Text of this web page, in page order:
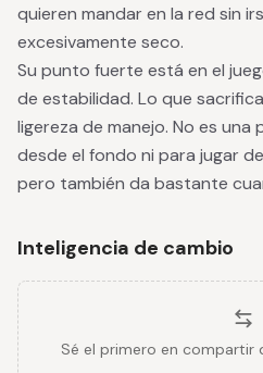
quieren mandar en la red sin
excesivamente seco.
Su punto fuerte está en el
de estabilidad. Lo que
ligereza de manejo. No es una
desde el fondo ni para jugar
pero también da bastante
Inteligencia de cambio
Sé el primero en compartir